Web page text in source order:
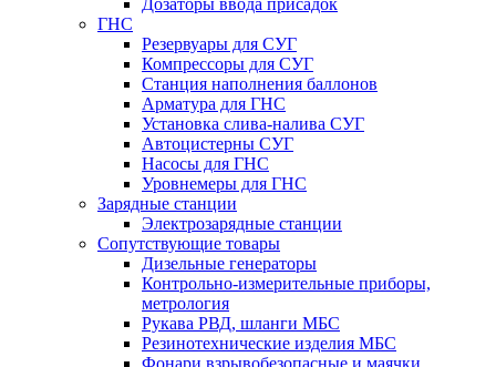
Дозаторы ввода присадок
ГНС
Резервуары для СУГ
Компрессоры для СУГ
Станция наполнения баллонов
Арматура для ГНС
Установка слива-налива СУГ
Автоцистерны СУГ
Насосы для ГНС
Уровнемеры для ГНС
Зарядные станции
Электрозарядные станции
Сопутствующие товары
Дизельные генераторы
Контрольно-измерительные приборы,
метрология
Рукава РВД, шланги МБС
Резинотехнические изделия МБС
Фонари взрывобезопасные и маячки